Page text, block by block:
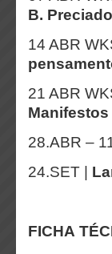
B. Preciado
14 ABR
21 ABR
28.ABR –
24.SET |
FICHA